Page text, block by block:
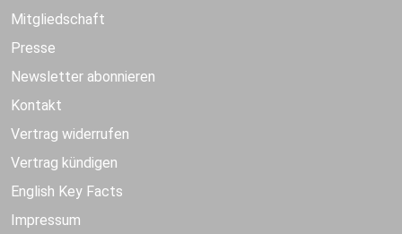
Mitgliedschaft
Presse
Newsletter abonnieren
Kontakt
Vertrag widerrufen
Vertrag kündigen
English Key Facts
Impressum